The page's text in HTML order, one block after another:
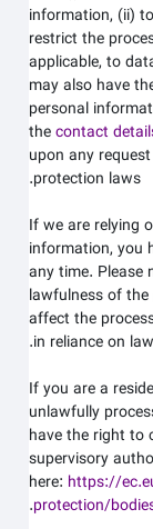
information,
restrict the
applicable, to
may also have
personal
thecontact
upon any
protection laws.
If we are
information,
any time.
lawfulness of
affect the
in reliance on
If you are a
unlawfully
have the right
supervisory
here:https://
protection/
.